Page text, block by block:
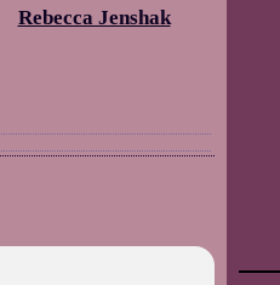
Rebecca Jenshak